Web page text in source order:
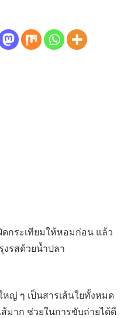
กระเทียมให้หอมก่อน แล้ว
งรสด้วยน้ำปลา
ญ่ ๆ เป็นสารเส้นใยทั้งหมด
มาก ช่วยในการขับถ่ายได้ดี